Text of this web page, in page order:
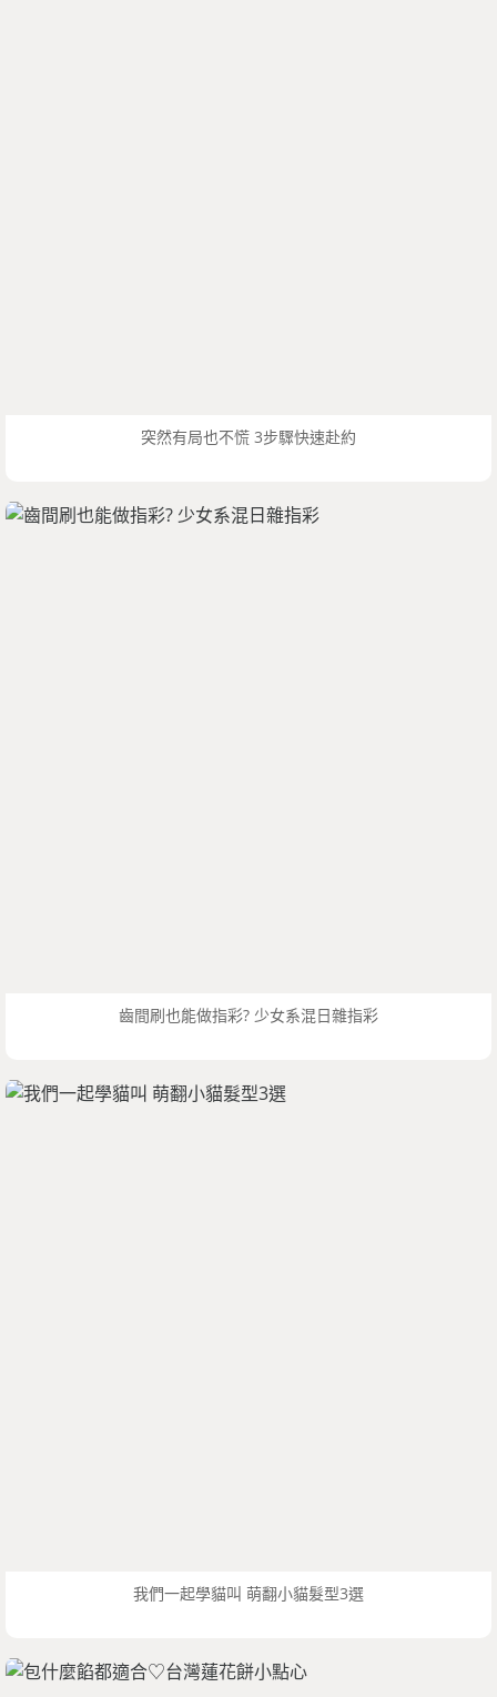
突然有局也不慌 3步驟快速赴約
齒間刷也能做指彩? 少女系混日雜指彩
我們一起學貓叫 萌翻小貓髮型3選